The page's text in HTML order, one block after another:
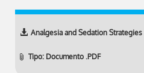
Analgesia and Sedation
Tipo: Documento .PDF